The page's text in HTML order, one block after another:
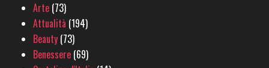
Arte (73)
Attualità (194)
Beauty (73)
Benessere (69)